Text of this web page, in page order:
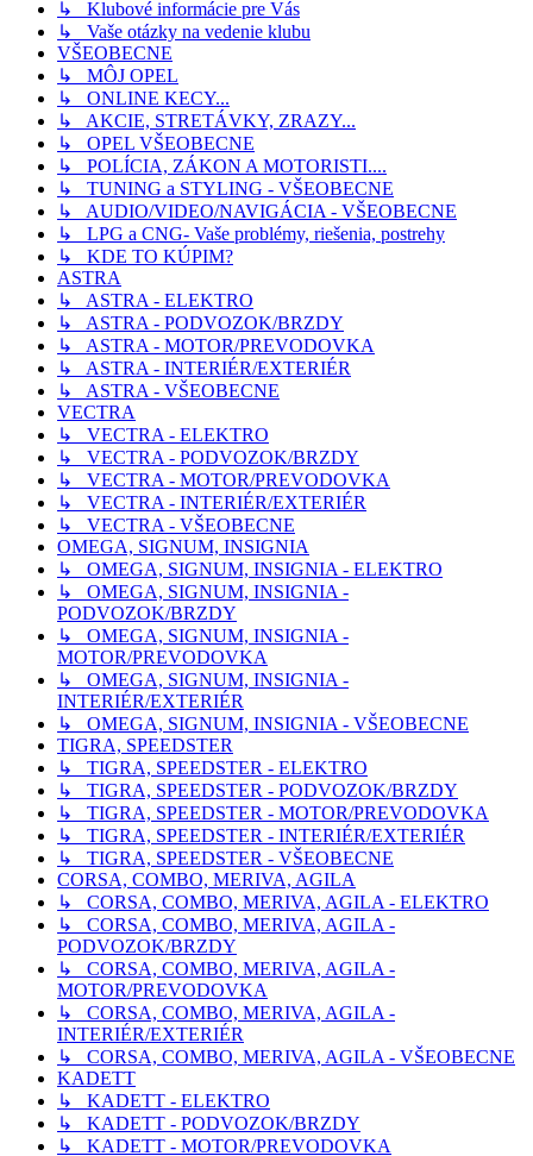
↳ Klubové informácie pre Vás
↳ Vaše otázky na vedenie klubu
VŠEOBECNE
↳ MÔJ OPEL
↳ ONLINE KECY...
↳ AKCIE, STRETÁVKY, ZRAZY...
↳ OPEL VŠEOBECNE
↳ POLÍCIA, ZÁKON A MOTORISTI....
↳ TUNING a STYLING - VŠEOBECNE
↳ AUDIO/VIDEO/NAVIGÁCIA - VŠEOBECNE
↳ LPG a CNG- Vaše problémy, riešenia, postrehy
↳ KDE TO KÚPIM?
ASTRA
↳ ASTRA - ELEKTRO
↳ ASTRA - PODVOZOK/BRZDY
↳ ASTRA - MOTOR/PREVODOVKA
↳ ASTRA - INTERIÉR/EXTERIÉR
↳ ASTRA - VŠEOBECNE
VECTRA
↳ VECTRA - ELEKTRO
↳ VECTRA - PODVOZOK/BRZDY
↳ VECTRA - MOTOR/PREVODOVKA
↳ VECTRA - INTERIÉR/EXTERIÉR
↳ VECTRA - VŠEOBECNE
OMEGA, SIGNUM, INSIGNIA
↳ OMEGA, SIGNUM, INSIGNIA - ELEKTRO
↳ OMEGA, SIGNUM, INSIGNIA -
PODVOZOK/BRZDY
↳ OMEGA, SIGNUM, INSIGNIA -
MOTOR/PREVODOVKA
↳ OMEGA, SIGNUM, INSIGNIA -
INTERIÉR/EXTERIÉR
↳ OMEGA, SIGNUM, INSIGNIA - VŠEOBECNE
TIGRA, SPEEDSTER
↳ TIGRA, SPEEDSTER - ELEKTRO
↳ TIGRA, SPEEDSTER - PODVOZOK/BRZDY
↳ TIGRA, SPEEDSTER - MOTOR/PREVODOVKA
↳ TIGRA, SPEEDSTER - INTERIÉR/EXTERIÉR
↳ TIGRA, SPEEDSTER - VŠEOBECNE
CORSA, COMBO, MERIVA, AGILA
↳ CORSA, COMBO, MERIVA, AGILA - ELEKTRO
↳ CORSA, COMBO, MERIVA, AGILA -
PODVOZOK/BRZDY
↳ CORSA, COMBO, MERIVA, AGILA -
MOTOR/PREVODOVKA
↳ CORSA, COMBO, MERIVA, AGILA -
INTERIÉR/EXTERIÉR
↳ CORSA, COMBO, MERIVA, AGILA - VŠEOBECNE
KADETT
↳ KADETT - ELEKTRO
↳ KADETT - PODVOZOK/BRZDY
↳ KADETT - MOTOR/PREVODOVKA